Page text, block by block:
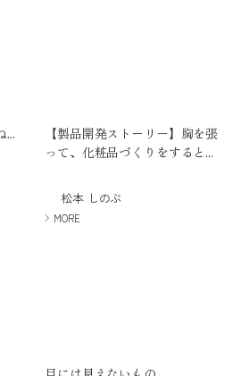
...
【製品開発ストーリー】胸を張
って、化粧品づくりをすると...
松本 しのぶ
MORE